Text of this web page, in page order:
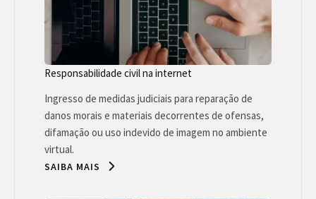
Responsabilidade civil na internet
Ingresso de medidas judiciais para reparação de
danos morais e materiais decorrentes de ofensas,
difamação ou uso indevido de imagem no ambiente
virtual.
SAIBA MAIS